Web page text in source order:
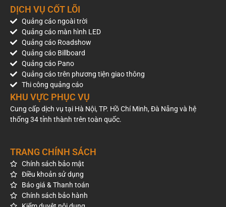
Hàng tiêu dùng nhanh (FMCG).
Chuỗi bán lẻ và trung tâm thương mại.
Giáo dục, tuyển sinh và đào tạo.
Báo giá pano lối lên Vành đai 2.5
Mức giá tham khảo cho vị trí pano này là 1.000.000.000
VNĐ/năm (chưa bao gồm VAT). Chi phí thuê có thể thay đổi
theo thời điểm triển khai, thời hạn hợp đồng và tình trạng khai
thác thực tế.
Nếu cần báo giá mới nhất, kiểm tra tình trạng vị trí còn trống
hoặc được tư vấn lựa chọn pano phù hợp với ngân sách và
được hỗ trợ.
DỊCH VỤ CỐT LÕI
Quảng cáo ngoài trời
Quảng cáo màn hình LED
Quảng cáo Roadshow
Quảng cáo Billboard
Quảng cáo Pano
Quảng cáo trên phương tiện giao thông
Thi công quảng cáo
KHU VỰC PHỤC VỤ
Cung cấp dịch vụ tại Hà Nội, TP. Hồ Chí Minh, Đà Nẵng và hệ
thống 34 tỉnh thành trên toàn quốc.
TRANG CHÍNH SÁCH
Chính sách bảo mật
Điều khoản sử dụng
Báo giá & Thanh toán
Chính sách bảo hành